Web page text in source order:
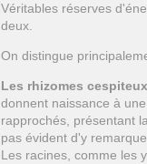
Véritables réserves
deux.
On distingue
Les rhizomes cespiteux
donnent naissance à
rapprochés, présentant
pas évident d'y
Les racines, comme les